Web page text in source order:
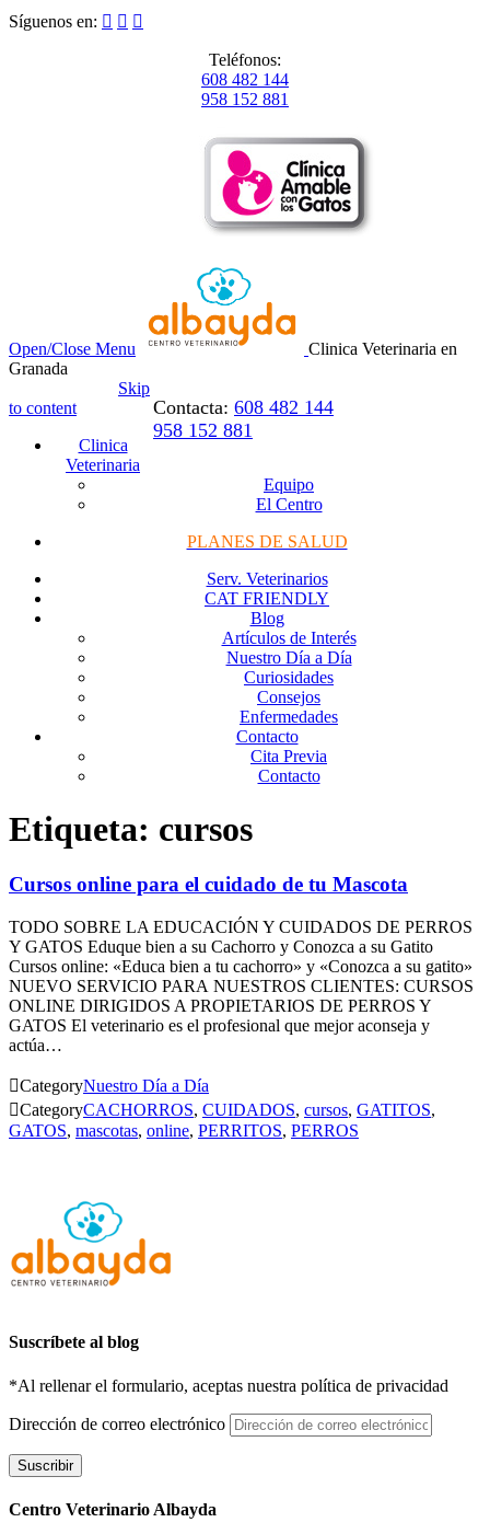
Síguenos en:   
Teléfonos:
608 482 144
958 152 881
Open/Close Menu
Clinica Veterinaria en
Granada
Contacta: 608 482 144
958 152 881
Skip
to content
Clinica
Veterinaria
Equipo
El Centro
PLANES DE SALUD
Serv. Veterinarios
CAT FRIENDLY
Blog
Artículos de Interés
Nuestro Día a Día
Curiosidades
Consejos
Enfermedades
Contacto
Cita Previa
Contacto
Etiqueta: cursos
Cursos online para el cuidado de tu Mascota
TODO SOBRE LA EDUCACIÓN Y CUIDADOS DE PERROS
Y GATOS Eduque bien a su Cachorro y Conozca a su Gatito
Cursos online: «Educa bien a tu cachorro» y «Conozca a su gatito»
NUEVO SERVICIO PARA NUESTROS CLIENTES: CURSOS
ONLINE DIRIGIDOS A PROPIETARIOS DE PERROS Y
GATOS El veterinario es el profesional que mejor aconseja y
actúa…
CategoryNuestro Día a Día
CategoryCACHORROS, CUIDADOS, cursos, GATITOS,
GATOS, mascotas, online, PERRITOS, PERROS
Suscríbete al blog
*Al rellenar el formulario, aceptas nuestra política de privacidad
Dirección de correo electrónico
Suscribir
Centro Veterinario Albayda